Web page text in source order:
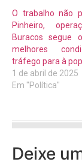
O trabalho não
Pinheiro,
Buracos segue
melhores
tráfego para à
1 de abril de 2025
Em "Política"
Deixe